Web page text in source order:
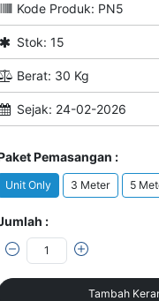
Kode Produk: PN5
Stok: 15
Berat: 30 Kg
Sejak: 24-02-2026
Pemasangan :
Unit Only 3 Meter 5
:
Tambah